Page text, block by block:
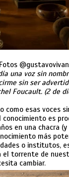
una voz sin
sin ser
Foucault. (2 de
como esas voces
es
en una chacra (y
más
o institutos,
torrente de
cambiar.